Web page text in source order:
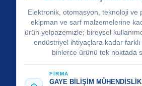
Elektronik, otomasyon, teknoloji ve
ekipman ve sarf malzemelerine
ürün yelpazemizle; bireysel
endüstriyel ihtiyaçlara kadar
binlerce ürünü tek noktada
FİRMA
GAYE BİLİŞİM